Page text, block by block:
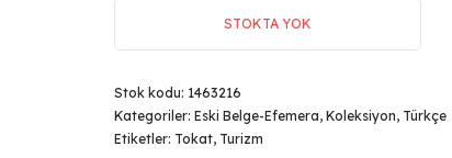
STOKTA YOK
Stok kodu: 1463216
Kategoriler: Eski Belge-Efemera, Koleksiyon, Türkçe
Etiketler: Tokat, Turizm